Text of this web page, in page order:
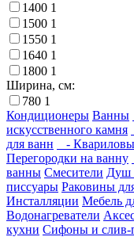
1400 1
1500 1
1550 1
1640 1
1800 1
Ширина, см:
780 1
Кондиционеры Ванны
искусственного камня
для ванн
-
Перегородки на ванну
ванны Смесители Душ
писсуары Раковины
Инсталляции Мебель
Водонагреватели
кухни Сифоны и слив-